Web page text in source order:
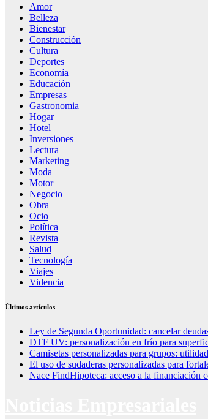
Amor
Belleza
Bienestar
Construcción
Cultura
Deportes
Economía
Educación
Empresas
Gastronomia
Hogar
Hotel
Inversiones
Lectura
Marketing
Moda
Motor
Negocio
Obra
Ocio
Política
Revista
Salud
Tecnología
Viajes
Videncia
Últimos artículos
Ley de Segunda Oportunidad: cancelar
DTF UV: personalización en frío para
Camisetas personalizadas para grupos:
El uso de sudaderas personalizadas para
Nace FindHipoteca: acceso a la financiación